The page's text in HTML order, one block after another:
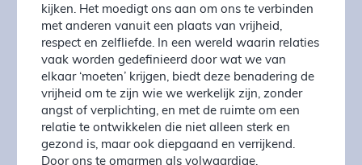
kijken. Het moedigt ons aan om ons te verbinden
met anderen vanuit een plaats van vrijheid,
respect en zelfliefde. In een wereld waarin relaties
vaak worden gedefinieerd door wat we van
elkaar ‘moeten’ krijgen, biedt deze benadering de
vrijheid om te zijn wie we werkelijk zijn, zonder
angst of verplichting, en met de ruimte om een
relatie te ontwikkelen die niet alleen sterk en
gezond is, maar ook diepgaand en verrijkend.
Door ons te omarmen als volwaardige,